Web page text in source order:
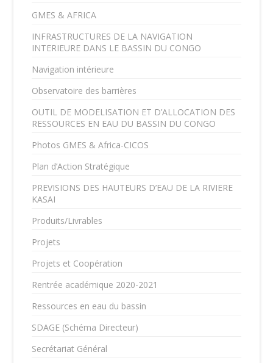
GMES & AFRICA
INFRASTRUCTURES DE LA NAVIGATION
INTERIEURE DANS LE BASSIN DU CONGO
Navigation intérieure
Observatoire des barrières
OUTIL DE MODELISATION ET D’ALLOCATION DES
RESSOURCES EN EAU DU BASSIN DU CONGO
Photos GMES & Africa-CICOS
Plan d’Action Stratégique
PREVISIONS DES HAUTEURS D’EAU DE LA RIVIERE
KASAI
Produits/Livrables
Projets
Projets et Coopération
Rentrée académique 2020-2021
Ressources en eau du bassin
SDAGE (Schéma Directeur)
Secrétariat Général